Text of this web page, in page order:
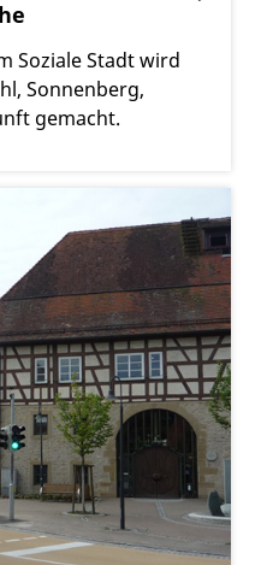
Soziale Stadt wird
Sonnenberg,
gemacht.